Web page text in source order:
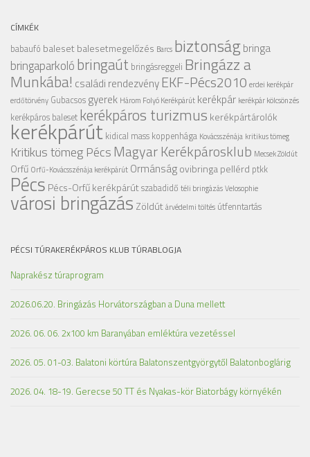
CÍMKÉK
babaufó balesetbalesetmegelőzés Barcs biztonságbringa
bringaparkolóbringaút bringásreggeli Bringázz a
Munkába! családi rendezvényEKF-Pécs2010 erdei kerékpár
erdőtörvény Gubacsos gyerek Három Folyó Kerékpárút kerékpár kerékpár kölcsönzés
kerékpáros baleset kerékpáros turizmus kerékpártárolók
kerékpárút kidical mass koppenhága Kovácsszénája kritikus tömeg
Kritikus tömeg PécsMagyar Kerékpárosklub Mecsek Zöldút
Orfű Orfű-Kovácsszénája kerékpárút Ormánságovibringapellérd ptkk
Pécs Pécs-Orfű kerékpárútszabadidő téli bringázásVelosophie
városi bringázás Zöldútárvédelmi töltés útfenntartás
PÉCSI TÚRAKERÉKPÁROS KLUB TÚRABLOGJA
Naprakész túraprogram
2026.06.20. Bringázás Horvátországban a Duna mellett
2026. 06. 06. 2x100 km Baranyában emléktúra vezetéssel
2026. 05. 01-03. Balatoni körtúra Balatonszentgyörgytől Balatonboglárig
2026. 04. 18-19. Gerecse 50 TT és Nyakas-kör Biatorbágy környékén